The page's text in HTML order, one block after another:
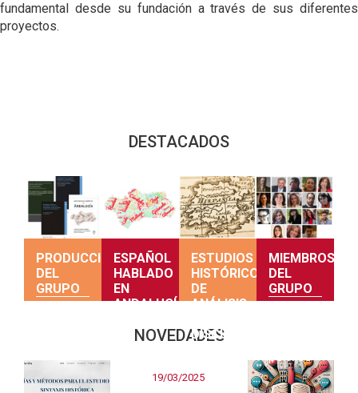
fundamental desde su fundación a través de sus diferentes
proyectos.
DESTACADOS
PRODUCCIÓN
DEL
GRUPO
ESPAÑOL
HABLADO
EN
ANDALUCÍA
ESTUDIOS
HISTÓRICOS
DE
ANÁLISIS
DISCURSO
estudios
MIEMBROS
DEL
GRUPO
perfiles
NOVEDADES
19/03/2025